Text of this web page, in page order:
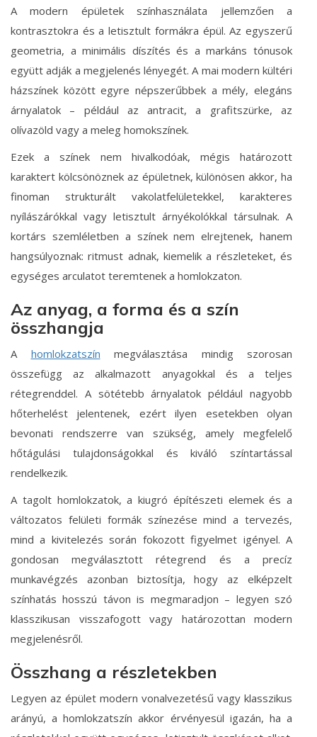
A modern épületek színhasználata jellemzően a
kontrasztokra és a letisztult formákra épül. Az egyszerű
geometria, a minimális díszítés és a markáns tónusok
együtt adják a megjelenés lényegét. A mai modern kültéri
házszínek között egyre népszerűbbek a mély, elegáns
árnyalatok – például az antracit, a grafitszürke, az
olívazöld vagy a meleg homokszínek.
Ezek a színek nem hivalkodóak, mégis határozott
karaktert kölcsönöznek az épületnek, különösen akkor, ha
finoman strukturált vakolatfelületekkel, karakteres
nyílászárókkal vagy letisztult árnyékolókkal társulnak. A
kortárs szemléletben a színek nem elrejtenek, hanem
hangsúlyoznak: ritmust adnak, kiemelik a részleteket, és
egységes arculatot teremtenek a homlokzaton.
Az anyag, a forma és a szín
összhangja
A homlokzatszín megválasztása mindig szorosan
összefügg az alkalmazott anyagokkal és a teljes
rétegrenddel. A sötétebb árnyalatok például nagyobb
hőterhelést jelentenek, ezért ilyen esetekben olyan
bevonati rendszerre van szükség, amely megfelelő
hőtágulási tulajdonságokkal és kiváló színtartással
rendelkezik.
A tagolt homlokzatok, a kiugró építészeti elemek és a
változatos felületi formák színezése mind a tervezés,
mind a kivitelezés során fokozott figyelmet igényel. A
gondosan megválasztott rétegrend és a precíz
munkavégzés azonban biztosítja, hogy az elképzelt
színhatás hosszú távon is megmaradjon – legyen szó
klasszikusan visszafogott vagy határozottan modern
megjelenésről.
Összhang a részletekben
Legyen az épület modern vonalvezetésű vagy klasszikus
arányú, a homlokzatszín akkor érvényesül igazán, ha a